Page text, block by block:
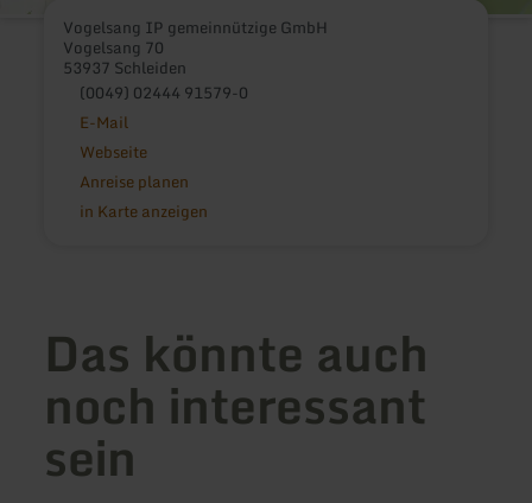
Vogelsang IP gemeinnützige GmbH
Vogelsang 70
53937 Schleiden
(0049) 02444 91579-0
E-Mail
Webseite
Anreise planen
in Karte anzeigen
Das könnte auch
noch interessant
sein